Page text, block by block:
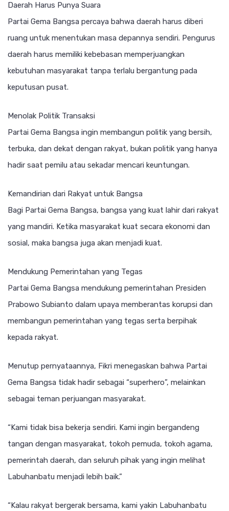
Daerah Harus Punya Suara
Partai Gema Bangsa percaya bahwa daerah harus diberi
ruang untuk menentukan masa depannya sendiri. Pengurus
daerah harus memiliki kebebasan memperjuangkan
kebutuhan masyarakat tanpa terlalu bergantung pada
keputusan pusat.
Menolak Politik Transaksi
Partai Gema Bangsa ingin membangun politik yang bersih,
terbuka, dan dekat dengan rakyat, bukan politik yang hanya
hadir saat pemilu atau sekadar mencari keuntungan.
Kemandirian dari Rakyat untuk Bangsa
Bagi Partai Gema Bangsa, bangsa yang kuat lahir dari rakyat
yang mandiri. Ketika masyarakat kuat secara ekonomi dan
sosial, maka bangsa juga akan menjadi kuat.
Mendukung Pemerintahan yang Tegas
Partai Gema Bangsa mendukung pemerintahan Presiden
Prabowo Subianto dalam upaya memberantas korupsi dan
membangun pemerintahan yang tegas serta berpihak
kepada rakyat.
Menutup pernyataannya, Fikri menegaskan bahwa Partai
Gema Bangsa tidak hadir sebagai “superhero”, melainkan
sebagai teman perjuangan masyarakat.
“Kami tidak bisa bekerja sendiri. Kami ingin bergandeng
tangan dengan masyarakat, tokoh pemuda, tokoh agama,
pemerintah daerah, dan seluruh pihak yang ingin melihat
Labuhanbatu menjadi lebih baik.”
“Kalau rakyat bergerak bersama, kami yakin Labuhanbatu